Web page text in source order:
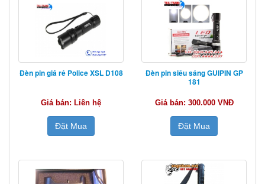
Đèn pin giá rẻ Police XSL D108
Giá bán: Liên hệ
Đặt Mua
Đèn pin siêu sáng GUIPIN GP
181
Giá bán: 300.000 VNĐ
Đặt Mua